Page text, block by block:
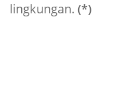
lingkungan. (*)